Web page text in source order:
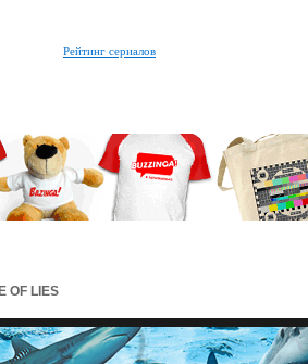
Рейтинг сериалов
OF LIES